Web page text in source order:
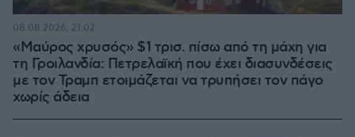
«Μαύρος χρυσός» $1 τρισ. πίσω από τη μάχη για
τη Γροιλανδία: Πετρελαϊκή που έχει διασυνδέσεις
με τον Τραμπ ετοιμάζεται να τρυπήσει τον πάγο
χωρίς άδεια
08.08.2026, 21:02